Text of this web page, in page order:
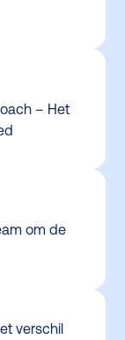
– Het
om de
verschil